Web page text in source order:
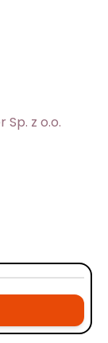
z o.o.